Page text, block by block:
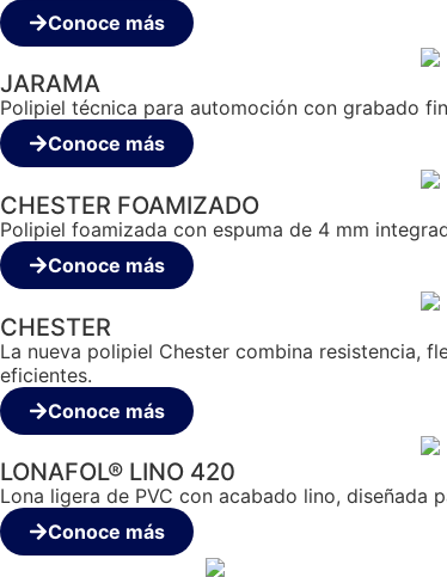
Conoce más
JARAMA
Polipiel técnica para automoción con grabado
Conoce más
CHESTER FOAMIZADO
Polipiel foamizada con espuma de 4 mm
Conoce más
CHESTER
La nueva polipiel Chester combina resistencia,
eficientes.
Conoce más
LONAFOL® LINO 420
Lona ligera de PVC con acabado lino,
Conoce más